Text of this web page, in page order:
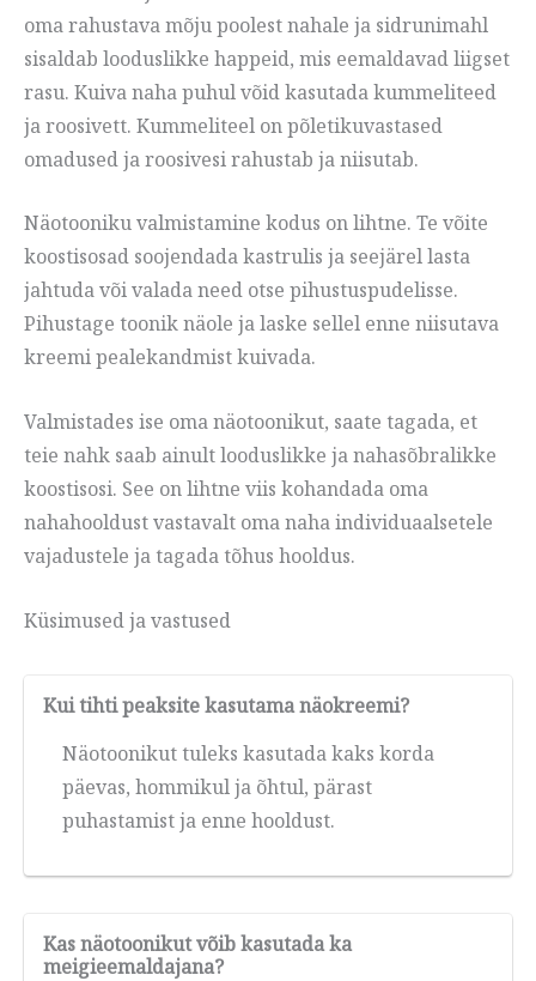
oma rahustava mõju poolest nahale ja sidrunimahl
sisaldab looduslikke happeid, mis eemaldavad liigset
rasu. Kuiva naha puhul võid kasutada kummeliteed
ja roosivett. Kummeliteel on põletikuvastased
omadused ja roosivesi rahustab ja niisutab.
Näotooniku valmistamine kodus on lihtne. Te võite
koostisosad soojendada kastrulis ja seejärel lasta
jahtuda või valada need otse pihustuspudelisse.
Pihustage toonik näole ja laske sellel enne niisutava
kreemi pealekandmist kuivada.
Valmistades ise oma näotoonikut, saate tagada, et
teie nahk saab ainult looduslikke ja nahasõbralikke
koostisosi. See on lihtne viis kohandada oma
nahahooldust vastavalt oma naha individuaalsetele
vajadustele ja tagada tõhus hooldus.
Küsimused ja vastused
Kui tihti peaksite kasutama näokreemi?
Näotoonikut tuleks kasutada kaks korda
päevas, hommikul ja õhtul, pärast
puhastamist ja enne hooldust.
Kas näotoonikut võib kasutada ka
meigieemaldajana?